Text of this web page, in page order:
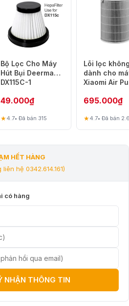
HẾT HÀNG
liên hệ 0342.614.161)
có hàng
NHẬN THÔNG TIN
Bộ Lọc Cho Máy
Hút Bụi Deerma
DX115C-1
49.000₫
★4.7• Đã bán 315
Lõi lọc
dành cho
Xiaomi Air
695.000₫
★4.7• Đã bán